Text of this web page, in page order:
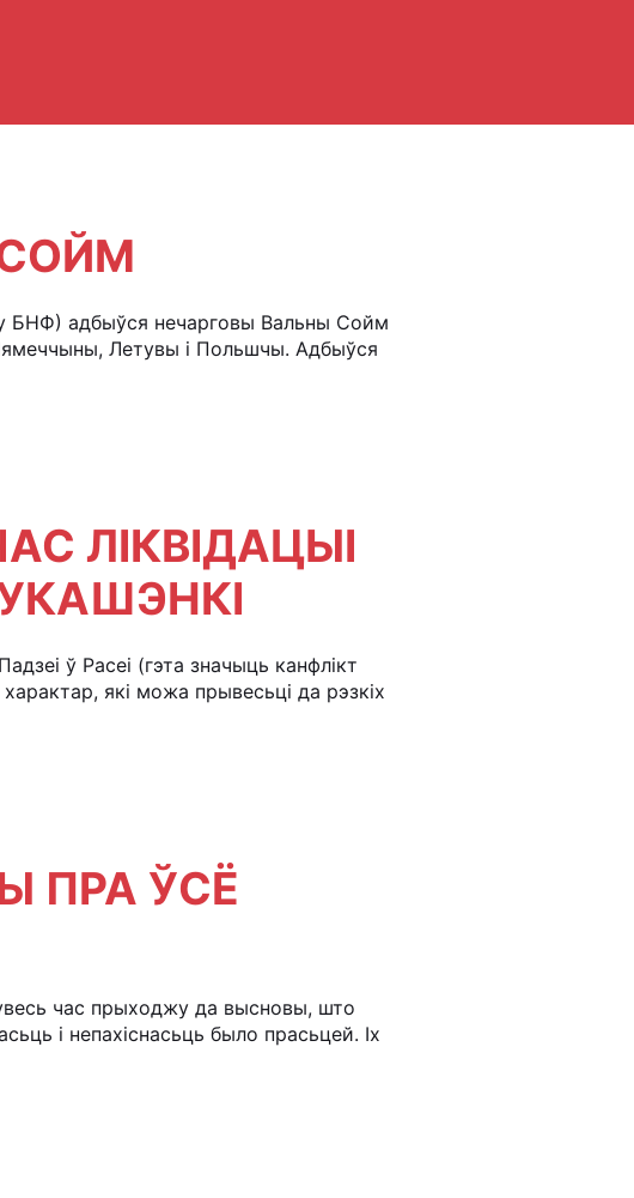
БНФ) адбыўся нечарговы Вальны Сойм
Летувы і Польшчы. Адбыўся
ЛІКВІДАЦЫІ
ў Расеі (гэта значыць канфлікт
які можа прывесьці да рэзкіх
ПРА ЎСЁ
час прыходжу да высновы, што
і непахіснасьць было прасьцей. Іх